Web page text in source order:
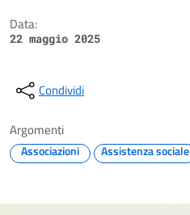
Data:
22 maggio 2025
Condividi
Argomenti
Associazioni Assistenza sociale